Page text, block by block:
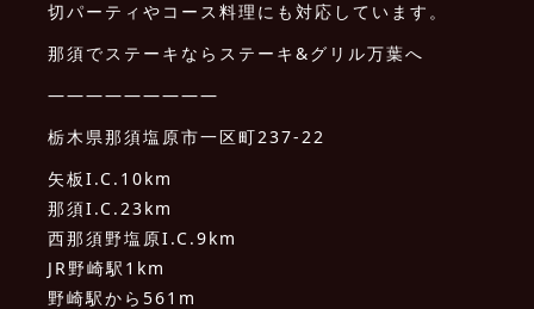
切パーティやコース料理にも対応しています。
那須でステーキならステーキ&グリル万葉へ
—————————
栃木県那須塩原市一区町237-22
矢板I.C.10km
那須I.C.23km
西那須野塩原I.C.9km
JR野崎駅1km
野崎駅から561m